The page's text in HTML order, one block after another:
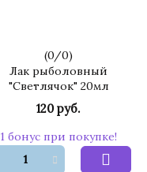
(0/0)
Лак рыболовный
"Светлячок" 20мл
120 руб.
1 бонус при покупке!